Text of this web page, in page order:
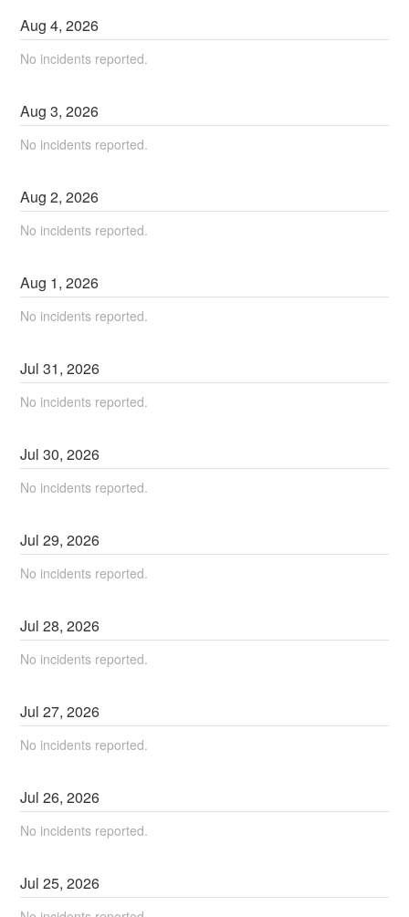
Aug4,2026
No incidents reported.
Aug3,2026
No incidents reported.
Aug2,2026
No incidents reported.
Aug 1,2026
No incidents reported.
Jul31,2026
No incidents reported.
Jul30,2026
No incidents reported.
Jul29,2026
No incidents reported.
Jul28,2026
No incidents reported.
Jul27,2026
No incidents reported.
Jul26,2026
No incidents reported.
Jul25,2026